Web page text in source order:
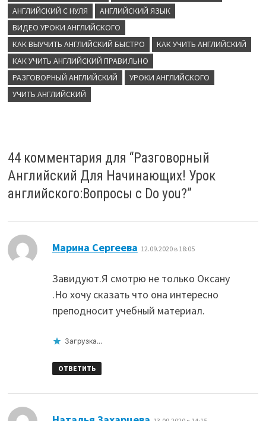
АНГЛИЙСКИЙ С НУЛЯ
АНГЛИЙСКИЙ ЯЗЫК
ВИДЕО УРОКИ АНГЛИЙСКОГО
КАК ВЫУЧИТЬ АНГЛИЙСКИЙ БЫСТРО
КАК УЧИТЬ АНГЛИЙСКИЙ
КАК УЧИТЬ АНГЛИЙСКИЙ ПРАВИЛЬНО
РАЗГОВОРНЫЙ АНГЛИЙСКИЙ
УРОКИ АНГЛИЙСКОГО
УЧИТЬ АНГЛИЙСКИЙ
44 комментария для “Разговорный
Английский Для Начинающих! Урок
английского:Вопросы с Do you?”
Марина Сергеева 12.09.2020 в 18:05
Завидуют.Я смотрю не только Оксану
.Но хочу сказать что она интересно
преподносит учебный материал.
Загрузка...
ОТВЕТИТЬ